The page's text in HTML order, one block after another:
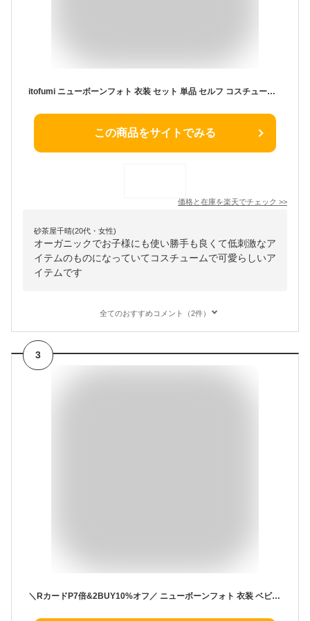
itofumi ニューボーンフォト 衣装 セット 単品 セルフ コスチューム くま耳 帽子 クマ帽子 ボンネット ブルマ ロンパース 男の子 女の子 0才 新生児 ベビー オーガニックコットン 日本製ベビー服 出産祝い 寝相アート コスチューム
この商品をサイトでみる
価格と在庫を楽天でチェック >>
砂茶屋千晴(20代・女性)
オーガニックでお子様にも使い勝手も良くて低刺激なア
イテムのものになっていてコスチュームで可愛らしいア
イテムです
全てのおすすめコメント（2件）
3
＼RカードP7倍&2BUY10%オフ／ ニューボーンフォト 衣装 ベビー ハンチング帽子 サロペット テンガロンハット セット 月齢アート 新生児 赤ちゃん コスチューム ニューボンフォト フォトグッズ 撮影小物 男の子 ギフト 簡単 セルフ 撮影 出産祝い 記念撮影 子供服